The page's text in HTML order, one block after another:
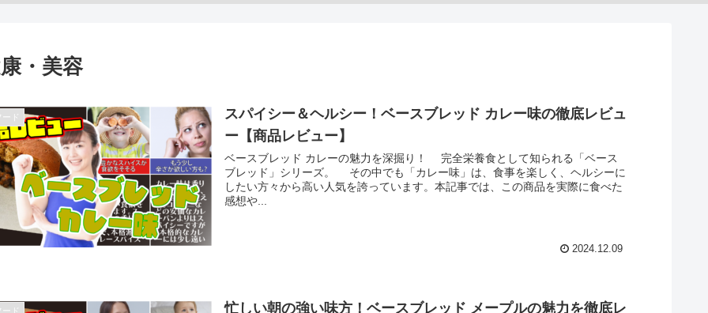
・美容
ド
スパイシー＆ヘルシー！ベースブレッド カレー味の徹底レビュ
ー【商品レビュー】
ベースブレッド カレーの魅力を深掘り！ 完全栄養食として知られる「ベース
ブレッド」シリーズ。 その中でも「カレー味」は、食事を楽しく、ヘルシーに
したい方々から高い人気を誇っています。本記事では、この商品を実際に食べた
感想や...
2024.12.09
ド
忙しい朝の強い味方！ベースブレッド メープルの魅力を徹底レ